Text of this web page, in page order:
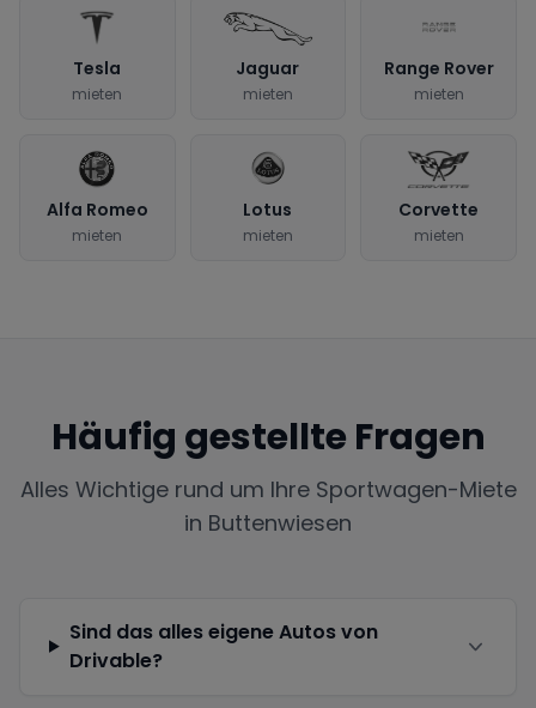
Tesla
mieten
Jaguar
mieten
Range Rover
mieten
Alfa Romeo
mieten
Lotus
mieten
Corvette
mieten
Häufig gestellte Fragen
Alles Wichtige rund um Ihre Sportwagen-Miete
in Buttenwiesen
Sind das alles eigene Autos von
Drivable?